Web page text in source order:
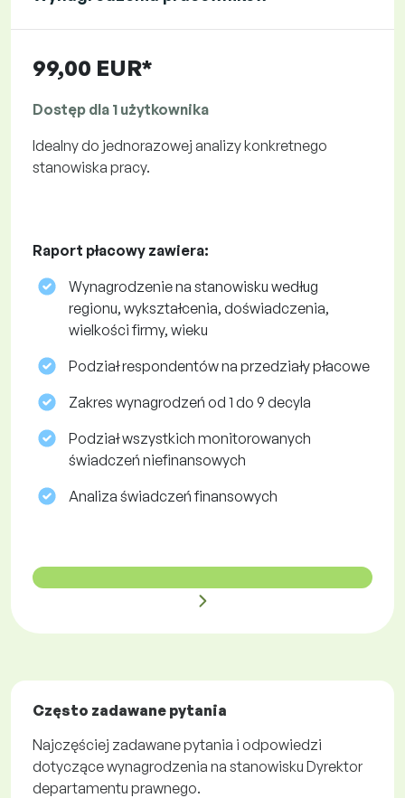
99,00 EUR*
Dostęp dla 1 użytkownika
Idealny do jednorazowej analizy konkretnego
stanowiska pracy.
Raport płacowy zawiera:
Wynagrodzenie na stanowisku według
regionu, wykształcenia, doświadczenia,
wielkości firmy, wieku
Podział respondentów na przedziały płacowe
Zakres wynagrodzeń od 1 do 9 decyla
Podział wszystkich monitorowanych
świadczeń niefinansowych
Analiza świadczeń finansowych
Często zadawane pytania
Najczęściej zadawane pytania i odpowiedzi
dotyczące wynagrodzenia na stanowisku Dyrektor
departamentu prawnego.